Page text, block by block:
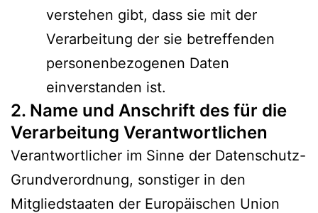
verstehen gibt, dass sie mit der
Verarbeitung der sie betreffenden
personenbezogenen Daten
einverstanden ist.
2. Name und Anschrift des für die
Verarbeitung Verantwortlichen
Verantwortlicher im Sinne der Datenschutz-
Grundverordnung, sonstiger in den
Mitgliedstaaten der Europäischen Union